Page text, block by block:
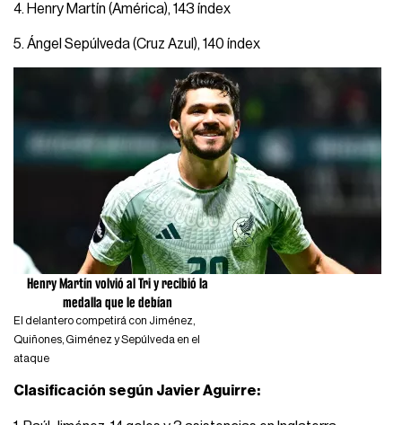
4. Henry Martín (América), 143 índex
5. Ángel Sepúlveda (Cruz Azul), 140 índex
Henry Martín volvió al Tri y recibió la
medalla que le debían
El delantero competirá con Jiménez,
Quiñones, Giménez y Sepúlveda en el
ataque
Clasificación según Javier Aguirre: